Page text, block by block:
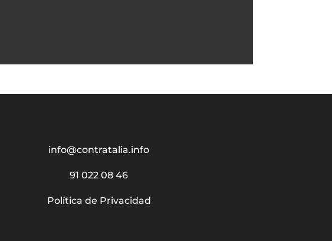
info@contratalia.info
91 022 08 46
Política de Privacidad